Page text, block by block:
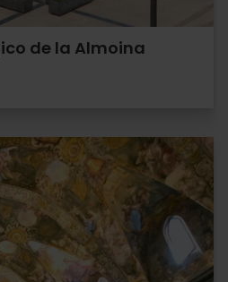
de la Almoina